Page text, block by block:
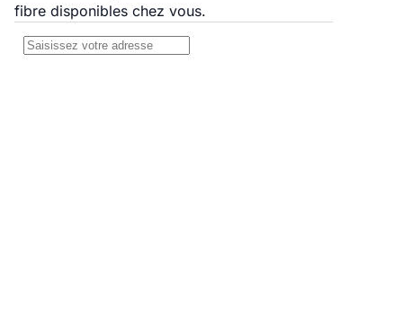
fibre disponibles chez vous.